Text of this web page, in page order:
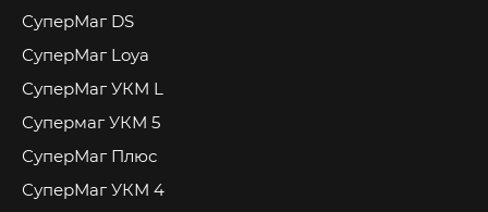
СуперМаг DS
СуперМаг Loya
СуперМаг УКМ L
Супермаг УКМ 5
СуперМаг Плюс
СуперМаг УКМ 4